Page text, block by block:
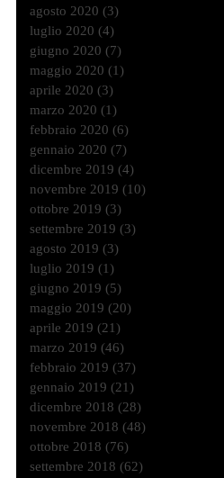
agosto 2020 (3)
luglio 2020 (4)
giugno 2020 (7)
maggio 2020 (1)
aprile 2020 (3)
marzo 2020 (1)
febbraio 2020 (6)
gennaio 2020 (7)
dicembre 2019 (4)
novembre 2019 (10)
ottobre 2019 (3)
settembre 2019 (3)
agosto 2019 (3)
luglio 2019 (1)
giugno 2019 (5)
maggio 2019 (20)
aprile 2019 (21)
marzo 2019 (46)
febbraio 2019 (37)
gennaio 2019 (21)
dicembre 2018 (28)
novembre 2018 (48)
ottobre 2018 (76)
settembre 2018 (62)